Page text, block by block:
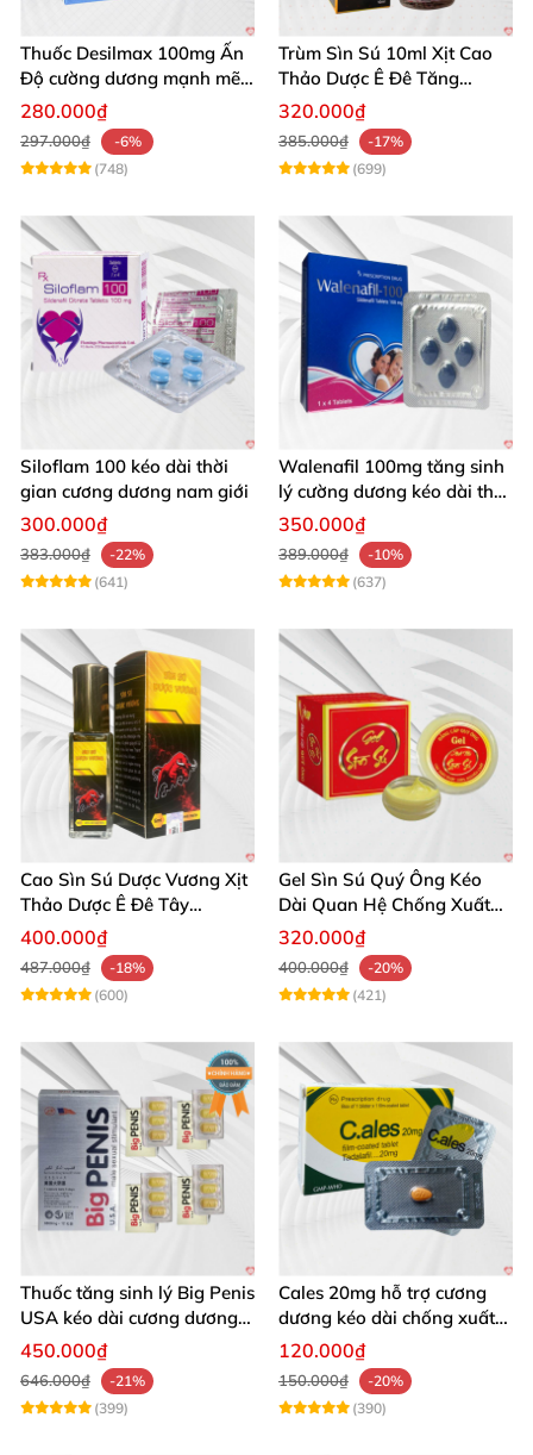
Thuốc Desilmax 100mg Ấn
Độ cường dương mạnh mẽ
tăng sinh lý phái mạnh
280.000₫
297.000₫
-6%
(748)
Trùm Sìn Sú 10ml Xịt Cao
Thảo Dược Ê Đê Tăng
Cường Sinh Lý
320.000₫
385.000₫
-17%
(699)
Siloflam 100 kéo dài thời
gian cương dương nam giới
300.000₫
383.000₫
-22%
(641)
Walenafil 100mg tăng sinh
lý cường dương kéo dài thời
gian
350.000₫
389.000₫
-10%
(637)
Cao Sìn Sú Dược Vương Xịt
Thảo Dược Ê Đê Tây
Nguyên Hỗ Trợ Xuất Tinh
400.000₫
487.000₫
-18%
(600)
Gel Sìn Sú Quý Ông Kéo
Dài Quan Hệ Chống Xuất
Tinh Sớm
320.000₫
400.000₫
-20%
(421)
Thuốc tăng sinh lý Big Penis
USA kéo dài cương dương
chống xuất tinh sớm
450.000₫
646.000₫
-21%
(399)
Cales 20mg hỗ trợ cương
dương kéo dài chống xuất
tinh sớm thành phần
120.000₫
150.000₫
-20%
(390)